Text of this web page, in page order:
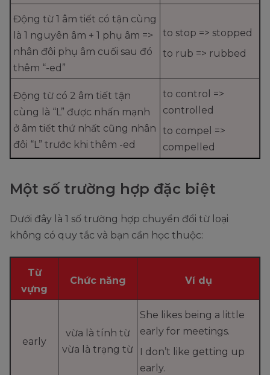
Động từ 1 âm tiết có tận cùng
là 1 nguyên âm + 1 phụ âm =>
nhân đôi phụ âm cuối sau đó
thêm “-ed”
to stop => stopped
to rub => rubbed
Động từ có 2 âm tiết tận
cùng là “L” được nhấn mạnh
ở âm tiết thứ nhất cũng nhân
đôi “L” trước khi thêm -ed
to control =>
controlled
to compel =>
compelled
Một số trường hợp đặc biệt
Dưới đây là 1 số trường hợp chuyển đổi từ loại
không có quy tắc và bạn cần học thuộc:
Từ
vựng
Chức năng Ví dụ
early
vừa là tính từ
vừa là trạng từ
She likes being a little
early for meetings.
I don’t like getting up
early.